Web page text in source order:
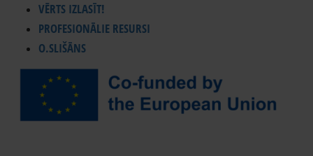
VĒRTS IZLASĪT!
PROFESIONĀLIE RESURSI
O.SLIŠĀNS